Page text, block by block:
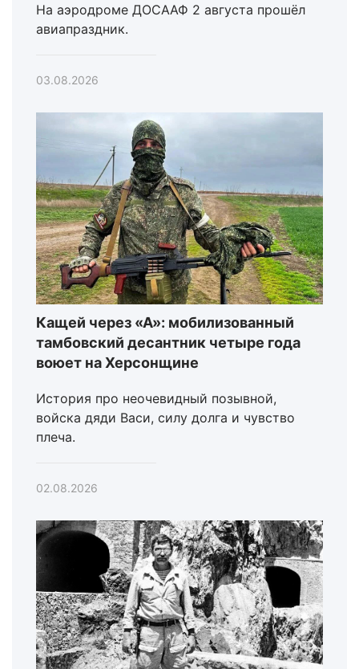
На аэродроме ДОСААФ 2 августа прошёл
авиапраздник.
03.08.2026
Кащей через «А»: мобилизованный
тамбовский десантник четыре года
воюет на Херсонщине
История про неочевидный позывной,
войска дяди Васи, силу долга и чувство
плеча.
02.08.2026